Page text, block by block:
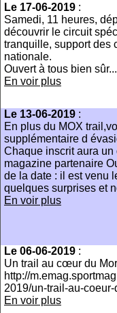
Le 17-06-2019 :
Samedi, 11 heures,
découvrir le circuit
tranquille, support des
nationale.
Ouvert à tous bien sûr...
En voir plus
Le 13-06-2019 :
En plus du MOX
supplémentaire d
Chaque inscrit aura
magazine partenaire
de la date : il est venu
quelques surprises et
En voir plus
Le 06-06-2019 :
Un trail au cœur du
http://
2019/un-trail-au-coeur-
En voir plus